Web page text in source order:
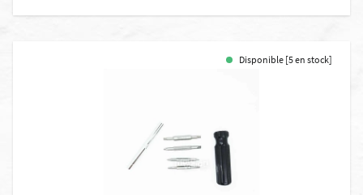
Disponible [5 en stock]